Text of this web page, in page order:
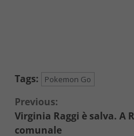
Tags: Pokemon Go
Continue
Reading
Previous:
Virginia Raggi è salva. A
comunale